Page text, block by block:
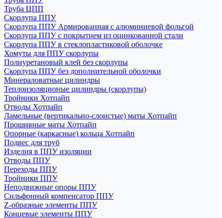
Труба ЦПП
Скорлупа ППУ
Скорлупа ППУ Армированная с алюминиевой фольгой
Скорлупа ППУ с покрытием из оцинкованной стали
Скорлупа ППУ в стеклопластиковой оболочке
Хомуты для ППУ скорлупы
Полиуретановый клей без скорлупы
Скорлупа ППУ без дополнительной оболочки
Минераловатные цилиндры
Теплоизоляционые цилиндры (скорлупы)
Тройники Хотпайп
Отводы Хотпайп
Ламельные (вертикально-слоистые) маты Хотпайп
Прошивные маты Хотпайп
Опорные (каркасные) кольца Хотпайп
Подвес для труб
Изделия в ППУ изоляции
Отводы ППУ
Переходы ППУ
Тройники ППУ
Неподвижные опоры ППУ
Cильфонный компенсатор ППУ
Z-образные элементы ППУ
Концевые элементы ППУ